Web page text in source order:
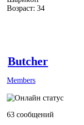
Возраст: 34
Butcher
Members
63 сообщений